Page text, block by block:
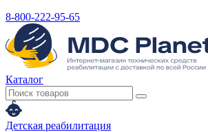
8-800-222-95-65
Каталог
Детская реабилитация